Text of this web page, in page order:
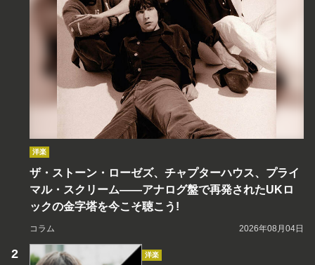
洋楽
ザ・ストーン・ローゼズ、チャプターハウス、プライ
マル・スクリーム――アナログ盤で再発されたUKロ
ックの金字塔を今こそ聴こう!
コラム 2026年08月04日
洋楽